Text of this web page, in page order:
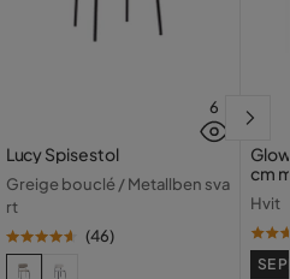
6
Lucy Spisestol
Greige bouclé / Metallben sva
rt
(46)
cm
med
Hvit
SE